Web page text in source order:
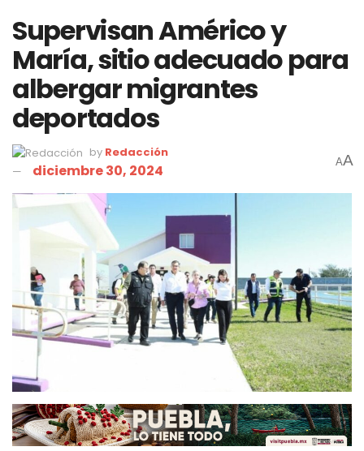
Supervisan Américo y
María, sitio adecuado para
albergar migrantes
deportados
by Redacción
diciembre 30, 2024 AA